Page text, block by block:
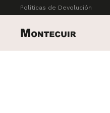
Políticas de Devolución